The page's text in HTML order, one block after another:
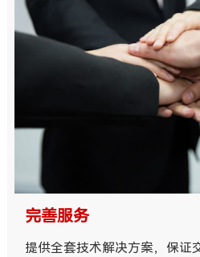
完善服务
提供全套技术解决方案，保证